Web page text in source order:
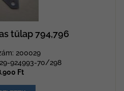
tűlap 794,796
200029
924993-70/298
Ft